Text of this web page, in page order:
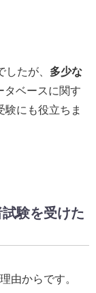
たが、 多少な
タベースに関す
験にも役立ちま
験を受けた
由からです。